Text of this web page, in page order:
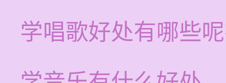
学唱歌好处有哪些